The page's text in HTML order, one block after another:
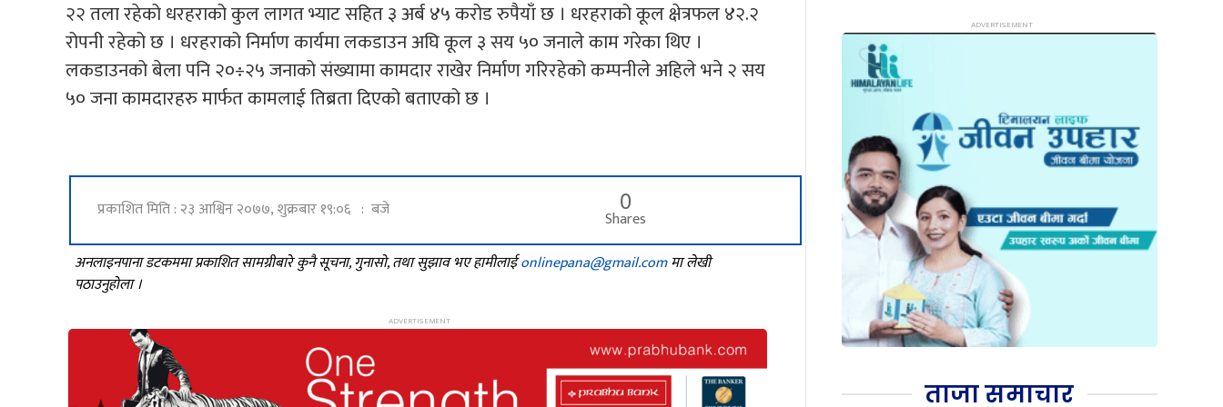
२२ तला रहेको धरहराको कुल लागत भ्याट सहित ३ अर्ब ४५ करोड रुपैयाँ छ । धरहराको कूल क्षेत्रफल ४२.२
रोपनी रहेको छ । धरहराको निर्माण कार्यमा लकडाउन अघि कूल ३ सय ५० जनाले काम गरेका थिए ।
लकडाउनको बेला पनि २०÷२५ जनाको संख्यामा कामदार राखेर निर्माण गरिरहेको कम्पनीले अहिले भने २ सय
५० जना कामदारहरु मार्फत कामलाई तिब्रता दिएको बताएको छ ।
प्रकाशित मिति : २३ आश्विन २०७७, शुक्रबार १९:०६ : बजे 0
Shares
अनलाइनपाना डटकममा प्रकाशित सामग्रीबारे कुनै सूचना, गुनासो, तथा सुझाव भए हामीलाईonlinepana@gmail.comमा लेखी
पठाउनुहोला ।
ताजा समाचार